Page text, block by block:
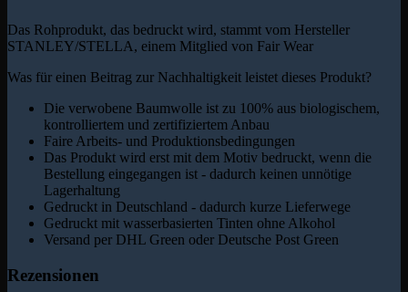
Das Rohprodukt, das bedruckt wird, stammt vom Hersteller
STANLEY/STELLA, einem Mitglied von Fair Wear
Was für einen Beitrag zur Nachhaltigkeit leistet dieses Produkt?
Die verwobene Baumwolle ist zu 100% aus biologischem,
kontrolliertem und zertifiziertem Anbau
Faire Arbeits- und Produktionsbedingungen
Das Produkt wird erst mit dem Motiv bedruckt, wenn die
Bestellung eingegangen ist - dadurch keinen unnötige
Lagerhaltung
Gedruckt in Deutschland - dadurch kurze Lieferwege
Gedruckt mit wasserbasierten Tinten ohne Alkohol
Versand per DHL Green oder Deutsche Post Green
Rezensionen